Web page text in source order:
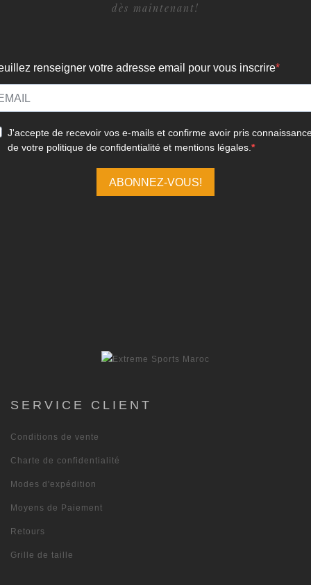
dès maintenant!
SERVICE CLIENT
Conditions de vente
Charte de confidentialité
Modes d'expédition
Moyens de Paiement
Retours
Grille de taille